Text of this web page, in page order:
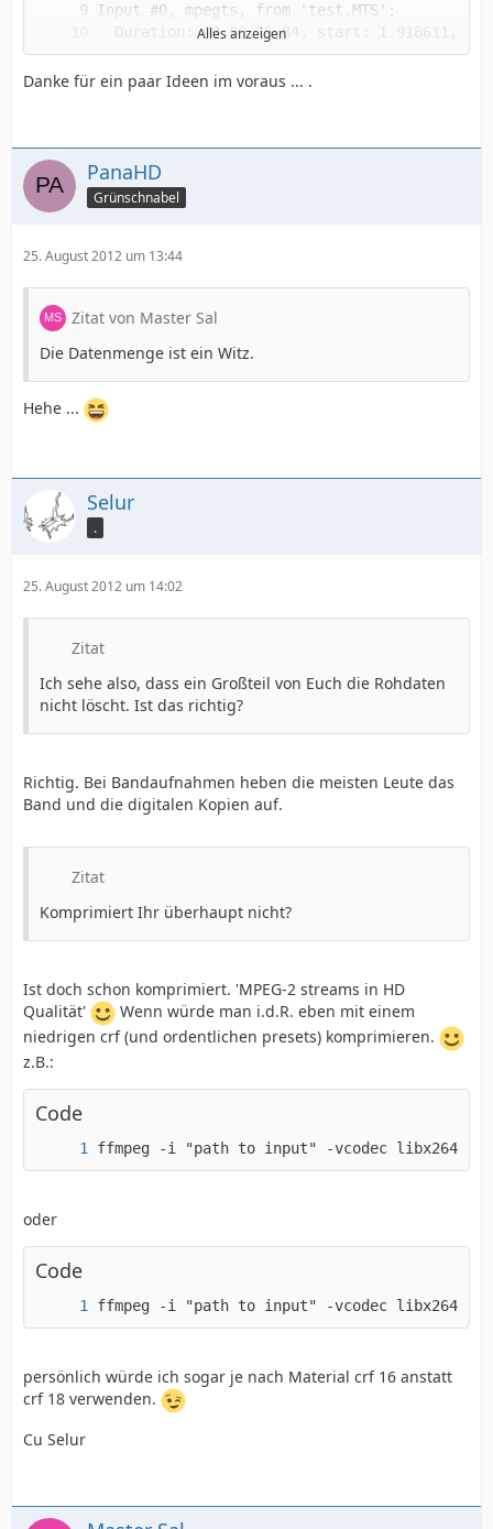
Alles anzeigen
Danke für ein paar Ideen im voraus ... .
PanaHD
Grünschnabel
25. August 2012 um 13:44
Zitat von Master Sal
Die Datenmenge ist ein Witz.
Hehe ...
Selur
.
25. August 2012 um 14:02
Zitat
Ich sehe also, dass ein Großteil von Euch die Rohdaten
nicht löscht. Ist das richtig?
Richtig. Bei Bandaufnahmen heben die meisten Leute das
Band und die digitalen Kopien auf.
Zitat
Komprimiert Ihr überhaupt nicht?
Ist doch schon komprimiert. 'MPEG-2 streams in HD
Qualität'
Wenn würde man i.d.R. eben mit einem
niedrigen crf (und ordentlichen presets) komprimieren.
z.B.:
Code
ffmpeg -i "path to input" -vcodec libx264 -
oder
Code
ffmpeg -i "path to input" -vcodec libx264 -
persönlich würde ich sogar je nach Material crf 16 anstatt
crf 18 verwenden.
Cu Selur